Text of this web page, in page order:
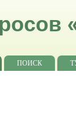
ПОИСК